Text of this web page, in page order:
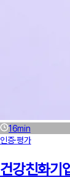
16min
인증·평가
건강친화기